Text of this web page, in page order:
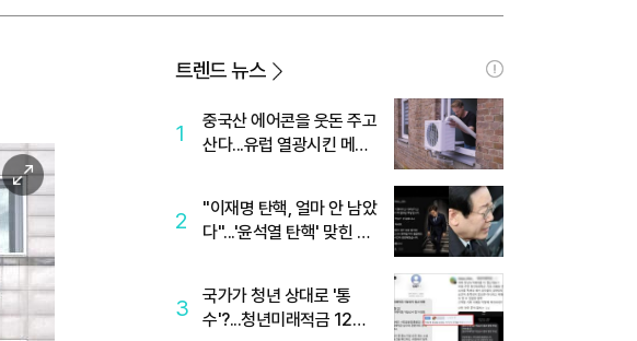
트
트
이
미
지
확
대
트렌드 뉴스
1
중국산 에어콘을 웃돈 주고
산다...유럽 열광시킨 메이
2
"이재명 탄핵, 얼마 안 남았
다"...'윤석열 탄핵' 맞힌 무
3
국가가 청년 상대로 '통
수'?...청년미래적금 12%